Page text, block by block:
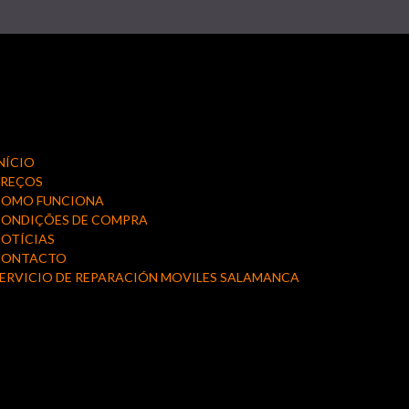
FUNCIONA
DE COMPRA
DE REPARACIÓN MOVILES SALAMANCA